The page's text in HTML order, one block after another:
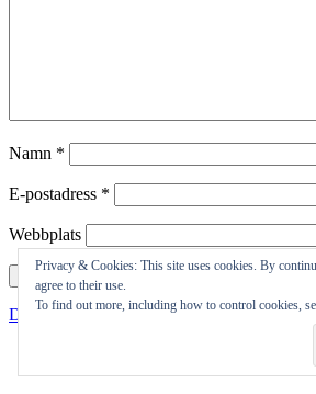
Namn *
E-postadress *
Webbplats
Drivs med WordPress
Privacy & Cookies: This site uses cookies. By
agree to their use.
To find out more, including how to control cookies,